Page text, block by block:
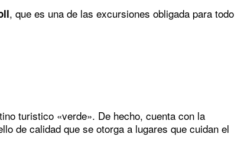
, que es una de las excursiones obligada para todo
turistico «verde». De hecho, cuenta con la
de calidad que se otorga a lugares que cuidan el